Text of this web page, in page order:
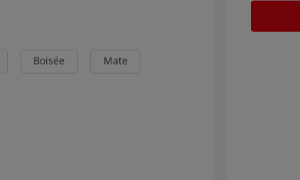
Boisée Mate